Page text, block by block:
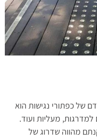
של כפתורי נגישות הוא
מעליות ועוד.
מהווה שדרוג של